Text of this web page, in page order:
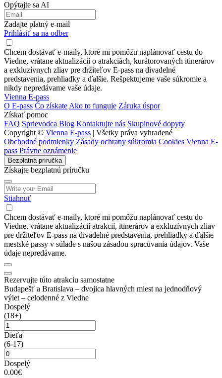
Opýtajte sa AI
Zadajte platný e-mail
Prihlásiť sa na odber
Chcem dostávať e-maily, ktoré mi pomôžu naplánovať cestu do
Viedne, vrátane aktualizácií o atrakciách, kurátorovaných itinerárov
a exkluzívnych zliav pre držiteľov E-pass na divadelné
predstavenia, prehliadky a ďalšie. Rešpektujeme vaše súkromie a
nikdy nepredávame vaše údaje.
Vienna E-pass
O E-pass Čo získate Ako to funguje Záruka úspor
Získať pomoc
FAQ Sprievodca Blog Kontaktujte nás Skupinové dopyty
Copyright © Vienna E-pass | Všetky práva vyhradené
Obchodné podmienky Zásady ochrany súkromia Cookies Vienna E-
pass Právne oznámenie
Bezplatná príručka
Získajte bezplatnú príručku
Stiahnuť
Chcem dostávať e-maily, ktoré mi pomôžu naplánovať cestu do
Viedne, vrátane aktualizácií atrakcií, itinerárov a exkluzívnych zliav
pre držiteľov E-pass na divadelné predstavenia, prehliadky a ďalšie
mestské passy v súlade s našou zásadou spracúvania údajov. Vaše
údaje nepredávame.
Rezervujte túto atrakciu samostatne
Budapešť a Bratislava – dvojica hlavných miest na jednodňový
výlet – celodenné z Viedne
Dospelý
(18+)
Dieťa
(6-17)
Dospelý
0.00€